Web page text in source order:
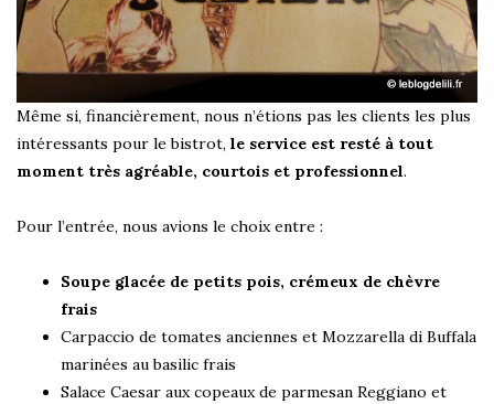
Même si, financièrement, nous n’étions pas les clients les plus
intéressants pour le bistrot, le service est resté à tout
moment très agréable, courtois et professionnel.
Pour l’entrée, nous avions le choix entre :
Soupe glacée de petits pois, crémeux de chèvre
frais
Carpaccio de tomates anciennes et Mozzarella di Buffala
marinées au basilic frais
Salace Caesar aux copeaux de parmesan Reggiano et